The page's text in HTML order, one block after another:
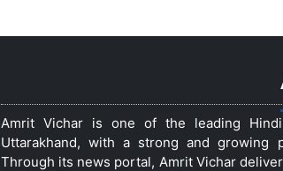
Amrit Vichar is one of the leading
Uttarakhand, with a strong and growing
Through its news portal, Amrit Vichar